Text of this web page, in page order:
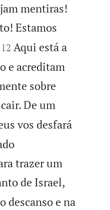
mentiras!
Estamos

12 Aqui está a
e acreditam
sobre
De um
vos desfará
trazer um
de Israel,
descanso e na